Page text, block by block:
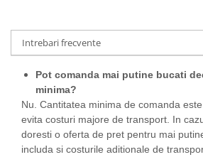
Intrebari frecvente
Pot comanda mai putine bucati
minima?
Nu. Cantitatea minima de comanda
evita costuri majore de transport. In
doresti o oferta de pret pentru mai
includa si costurile aditionale de